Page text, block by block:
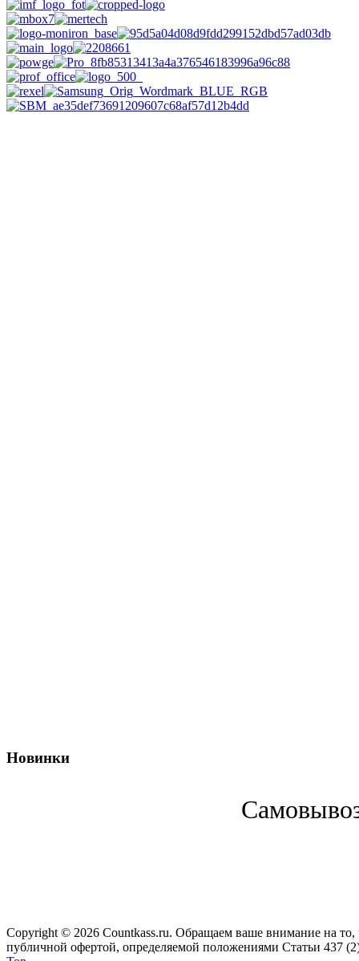
Новинки
Copyright © 2026 Сountkass.ru. Обращаем ваше внимание на
публичной офертой, определяемой положениями Статьи 437